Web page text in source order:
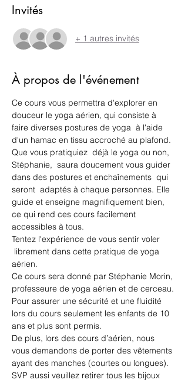
Invités
+ 1 autres invités
À propos de l'événement
Ce cours vous permettra d'explorer en
douceur le yoga aérien, qui consiste à
faire diverses postures de yoga  à l'aide
d'un hamac en tissu accroché au plafond.
Que vous pratiquiez  déjà le yoga ou non,
Stéphanie,  saura doucement vous guider
dans des postures et enchaînements  qui
seront  adaptés à chaque personnes. Elle
guide et enseigne magnifiquement bien,
ce qui rend ces cours facilement
accessibles à tous.
Tentez l'expérience de vous sentir voler
librement dans cette pratique de yoga
aérien.
Ce cours sera donné par Stéphanie Morin,
professeure de yoga aérien et de cerceau.
Pour assurer une sécurité et une fluidité
lors du cours seulement les enfants de 10
ans et plus sont permis.
De plus, lors des cours d’aérien, nous
vous demandons de porter des vêtements
ayant des manches (courtes ou longues).
SVP aussi veuillez retirer tous les bijoux